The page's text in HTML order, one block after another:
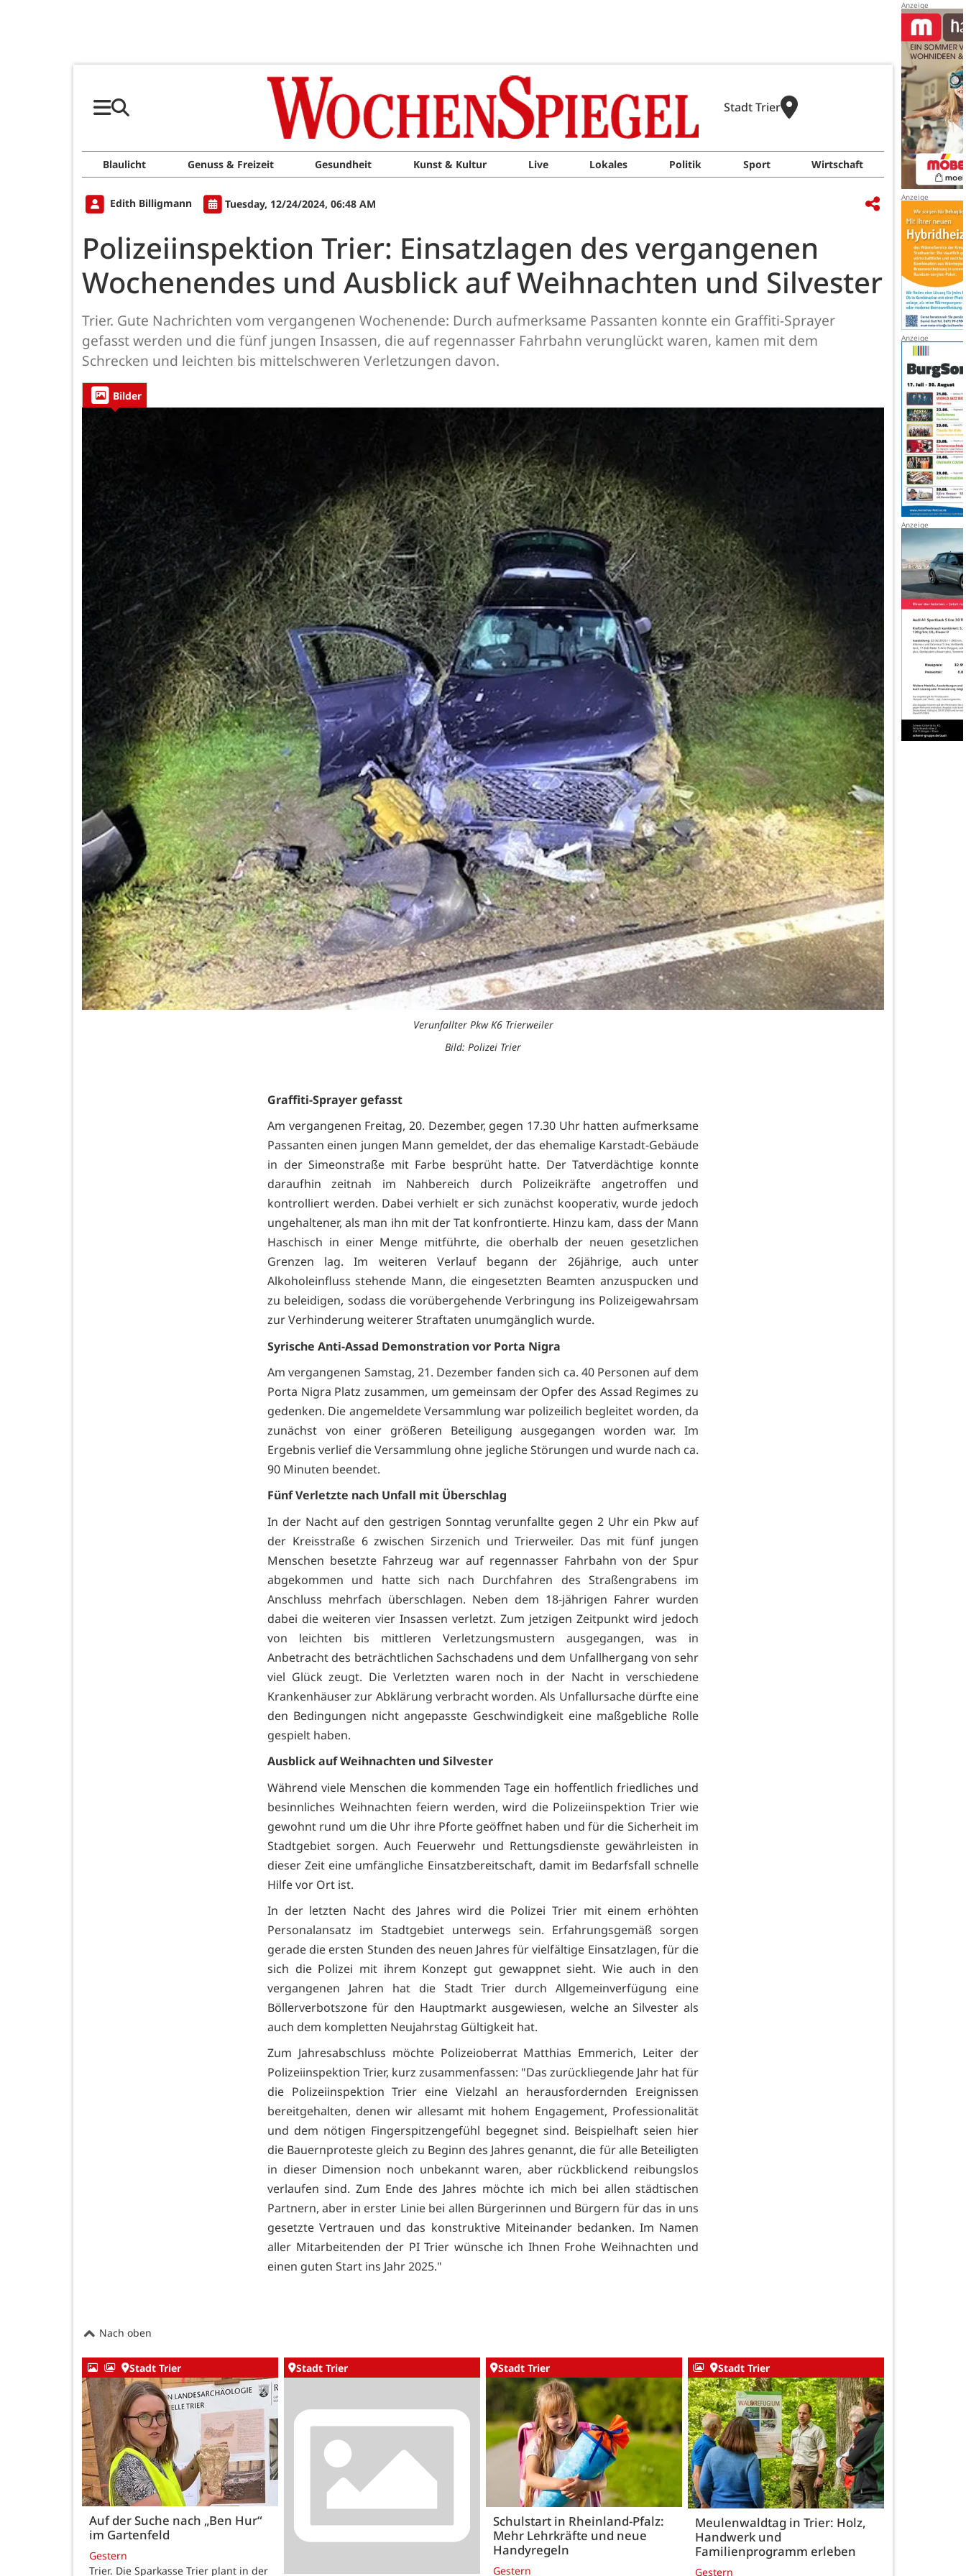
Stadt Trier
Blaulicht Genuss & Freizeit Gesundheit Kunst & Kultur Live Lokales Politik Sport Wirtschaft
Edith Billigmann Tuesday, 12/24/2024, 06:48 AM
Polizeiinspektion Trier: Einsatzlagen des vergangenen
Wochenendes und Ausblick auf Weihnachten und Silvester
Trier. Gute Nachrichten vom vergangenen Wochenende: Durch aufmerksame Passanten konnte ein Graffiti-Sprayer
gefasst werden und die fünf jungen Insassen, die auf regennasser Fahrbahn verunglückt waren, kamen mit dem
Schrecken und leichten bis mittelschweren Verletzungen davon.
Bilder
Verunfallter Pkw K6 Trierweiler
Bild: Polizei Trier
Graffiti-Sprayer gefasst
Am vergangenen Freitag, 20. Dezember, gegen 17.30 Uhr hatten aufmerksame
Passanten einen jungen Mann gemeldet, der das ehemalige Karstadt-Gebäude
in der Simeonstraße mit Farbe besprüht hatte. Der Tatverdächtige konnte
daraufhin zeitnah im Nahbereich durch Polizeikräfte angetroffen und
kontrolliert werden. Dabei verhielt er sich zunächst kooperativ, wurde jedoch
ungehaltener, als man ihn mit der Tat konfrontierte. Hinzu kam, dass der Mann
Haschisch in einer Menge mitführte, die oberhalb der neuen gesetzlichen
Grenzen lag. Im weiteren Verlauf begann der 26jährige, auch unter
Alkoholeinfluss stehende Mann, die eingesetzten Beamten anzuspucken und
zu beleidigen, sodass die vorübergehende Verbringung ins Polizeigewahrsam
zur Verhinderung weiterer Straftaten unumgänglich wurde.
Syrische Anti-Assad Demonstration vor Porta Nigra
Am vergangenen Samstag, 21. Dezember fanden sich ca. 40 Personen auf dem
Porta Nigra Platz zusammen, um gemeinsam der Opfer des Assad Regimes zu
gedenken. Die angemeldete Versammlung war polizeilich begleitet worden, da
zunächst von einer größeren Beteiligung ausgegangen worden war. Im
Ergebnis verlief die Versammlung ohne jegliche Störungen und wurde nach ca.
90 Minuten beendet.
Fünf Verletzte nach Unfall mit Überschlag
In der Nacht auf den gestrigen Sonntag verunfallte gegen 2 Uhr ein Pkw auf
der Kreisstraße 6 zwischen Sirzenich und Trierweiler. Das mit fünf jungen
Menschen besetzte Fahrzeug war auf regennasser Fahrbahn von der Spur
abgekommen und hatte sich nach Durchfahren des Straßengrabens im
Anschluss mehrfach überschlagen. Neben dem 18-jährigen Fahrer wurden
dabei die weiteren vier Insassen verletzt. Zum jetzigen Zeitpunkt wird jedoch
von leichten bis mittleren Verletzungsmustern ausgegangen, was in
Anbetracht des beträchtlichen Sachschadens und dem Unfallhergang von sehr
viel Glück zeugt. Die Verletzten waren noch in der Nacht in verschiedene
Krankenhäuser zur Abklärung verbracht worden. Als Unfallursache dürfte eine
den Bedingungen nicht angepasste Geschwindigkeit eine maßgebliche Rolle
gespielt haben.
Ausblick auf Weihnachten und Silvester
Während viele Menschen die kommenden Tage ein hoffentlich friedliches und
besinnliches Weihnachten feiern werden, wird die Polizeiinspektion Trier wie
gewohnt rund um die Uhr ihre Pforte geöffnet haben und für die Sicherheit im
Stadtgebiet sorgen. Auch Feuerwehr und Rettungsdienste gewährleisten in
dieser Zeit eine umfängliche Einsatzbereitschaft, damit im Bedarfsfall schnelle
Hilfe vor Ort ist.
In der letzten Nacht des Jahres wird die Polizei Trier mit einem erhöhten
Personalansatz im Stadtgebiet unterwegs sein. Erfahrungsgemäß sorgen
gerade die ersten Stunden des neuen Jahres für vielfältige Einsatzlagen, für die
sich die Polizei mit ihrem Konzept gut gewappnet sieht. Wie auch in den
vergangenen Jahren hat die Stadt Trier durch Allgemeinverfügung eine
Böllerverbotszone für den Hauptmarkt ausgewiesen, welche an Silvester als
auch dem kompletten Neujahrstag Gültigkeit hat.
Zum Jahresabschluss möchte Polizeioberrat Matthias Emmerich, Leiter der
Polizeiinspektion Trier, kurz zusammenfassen: "Das zurückliegende Jahr hat für
die Polizeiinspektion Trier eine Vielzahl an herausfordernden Ereignissen
bereitgehalten, denen wir allesamt mit hohem Engagement, Professionalität
und dem nötigen Fingerspitzengefühl begegnet sind. Beispielhaft seien hier
die Bauernproteste gleich zu Beginn des Jahres genannt, die für alle Beteiligten
in dieser Dimension noch unbekannt waren, aber rückblickend reibungslos
verlaufen sind. Zum Ende des Jahres möchte ich mich bei allen städtischen
Partnern, aber in erster Linie bei allen Bürgerinnen und Bürgern für das in uns
gesetzte Vertrauen und das konstruktive Miteinander bedanken. Im Namen
aller Mitarbeitenden der PI Trier wünsche ich Ihnen Frohe Weihnachten und
einen guten Start ins Jahr 2025."
Nach oben
Stadt Trier
Auf der Suche nach „Ben Hur“
im Gartenfeld
Gestern
Trier. Die Sparkasse Trier plant in der
Stadt Trier Stadt Trier
Schulstart in Rheinland-Pfalz:
Mehr Lehrkräfte und neue
Handyregeln
Gestern
Stadt Trier
Meulenwaldtag in Trier: Holz,
Handwerk und
Familienprogramm erleben
Gestern